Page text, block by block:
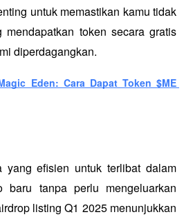
untuk memastikan kamu tidak
mendapatkan token secara gratis
diperdagangkan.
Eden: Cara Dapat Token $ME
yang efisien untuk terlibat dalam
baru tanpa perlu mengeluarkan
listing Q1 2025 menunjukkan